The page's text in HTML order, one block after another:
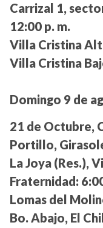
Carrizal 1,
12:00 p. m.
Villa Cristina
Villa Cristina
Domingo 9 de
21 de Octubre,
Portillo,
La Joya (Res.),
Fraternidad:
Lomas del
Bo. Abajo, El